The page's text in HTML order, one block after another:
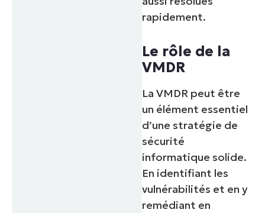
rapidement.
Le rôle de la
VMDR
La VMDR peut être
un élément essentiel
d’une stratégie de
sécurité
informatique solide.
En identifiant les
vulnérabilités et en y
remédiant en